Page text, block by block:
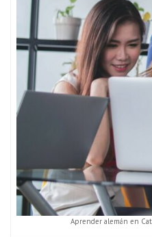
Aprender alemán en